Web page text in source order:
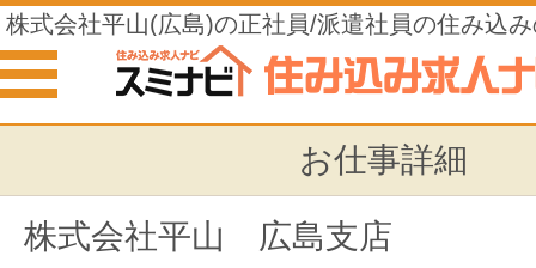
株式会社平山(広島)の正社員/派遣社員の住み込
お仕事詳細
株式会社平山 広島支店